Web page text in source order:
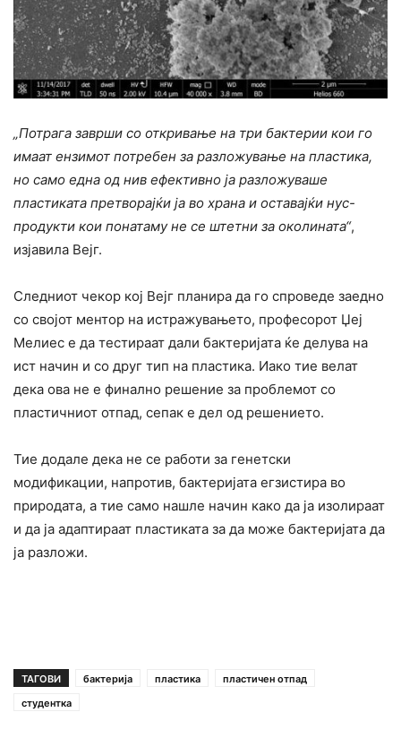
„Потрага заврши со откривање на три бактерии кои го
имаат ензимот потребен за разложување на пластика,
но само една од нив ефективно ја разложуваше
пластиката претворајќи ја во храна и оставајќи нус-
продукти кои понатаму не се штетни за околината“,
изјавила Вејг.
Следниот чекор кој Вејг планира да го спроведе заедно
со својот ментор на истражувањето, професорот Џеј
Мелиес е да тестираат дали бактеријата ќе делува на
ист начин и со друг тип на пластика. Иако тие велат
дека ова не е финално решение за проблемот со
пластичниот отпад, сепак е дел од решението.
Тие додале дека не се работи за генетски
модификации, напротив, бактеријата егзистира во
природата, а тие само нашле начин како да ја изолираат
и да ја адаптираат пластиката за да може бактеријата да
ја разложи.
ТАГОВИ бактерија пластика
пластичен отпад
студентка